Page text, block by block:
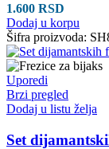
1.600 RSD
Dodaj u korpu
Šifra proizvoda:
Uporedi
Brzi pregled
Dodaj u listu želja
Set